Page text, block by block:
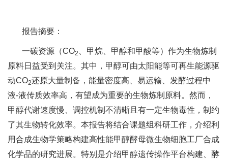
报告摘要：
一碳资源（CO2
、甲烷、甲醇和甲酸等）作为生物炼制
原料日益受到关注。其中，甲醇可由太阳能等可再生能源驱
动CO2还原大量制备，能量密度高、易运输、发酵过程中
液-液传质效率高，有望成为重要的生物炼制原料。然而，
甲醇代谢速度慢、调控机制不清晰且有一定生物毒性，制约
了其生物转化效率。本报告将结合课题组科研工作，介绍利
用合成生物学策略构建高性能甲醇酵母微生物细胞工厂合成
化学品的研究进展。特别是介绍甲醇遗传操作平台构建、酵